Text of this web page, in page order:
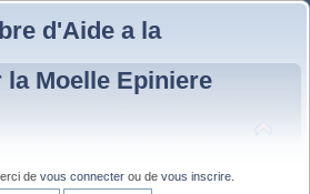
d'Aide a la
la Moelle Epiniere
de vous connecter ou de vous inscrire